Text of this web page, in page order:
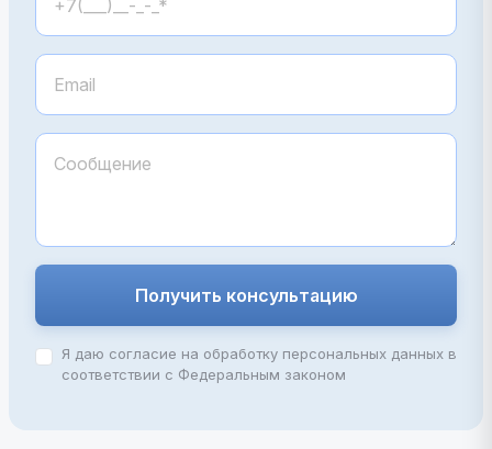
Получить консультацию
Я даю согласие на обработку персональных данных в
соответствии с Федеральным законом